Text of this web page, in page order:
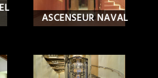
ASCENSEUR NAVAL